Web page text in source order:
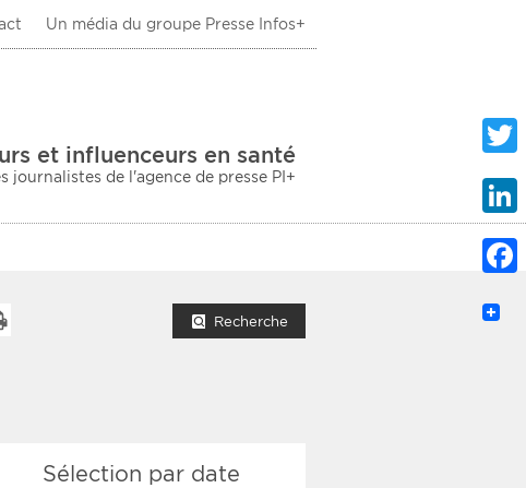
Un média du groupe Presse Infos+
et influenceurs en santé
journalistes de l'agence de presse PI+
Sanitaire
Recherche
Sélection par date